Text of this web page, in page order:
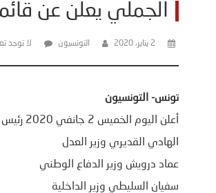
الجملي يعلن عن
2 يناير، 2020 التونسيون لا توجد
تونس- التونسيون
أعلن اليوم الخميس 2 جانفي 2020 رئيس الحكومة المكلف الحبيب الجملي عن قائمة حكومته، وهي التالية:
الهادي القديري وزير العدل
عماد درويش وزير الدفاع الوطني
سفيان السليطي وزير الداخلية